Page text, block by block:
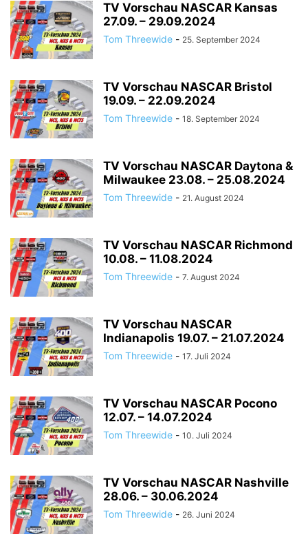
TV Vorschau NASCAR Kansas
27.09. – 29.09.2024
Tom Threewide - 25. September 2024
TV Vorschau NASCAR Bristol
19.09. – 22.09.2024
Tom Threewide - 18. September 2024
TV Vorschau NASCAR Daytona &
Milwaukee 23.08. – 25.08.2024
Tom Threewide - 21. August 2024
TV Vorschau NASCAR Richmond
10.08. – 11.08.2024
Tom Threewide - 7. August 2024
TV Vorschau NASCAR
Indianapolis 19.07. – 21.07.2024
Tom Threewide - 17. Juli 2024
TV Vorschau NASCAR Pocono
12.07. – 14.07.2024
Tom Threewide - 10. Juli 2024
TV Vorschau NASCAR Nashville
28.06. – 30.06.2024
Tom Threewide - 26. Juni 2024